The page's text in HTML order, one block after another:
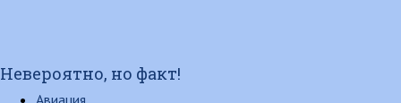
Невероятно, но факт!
Авиация